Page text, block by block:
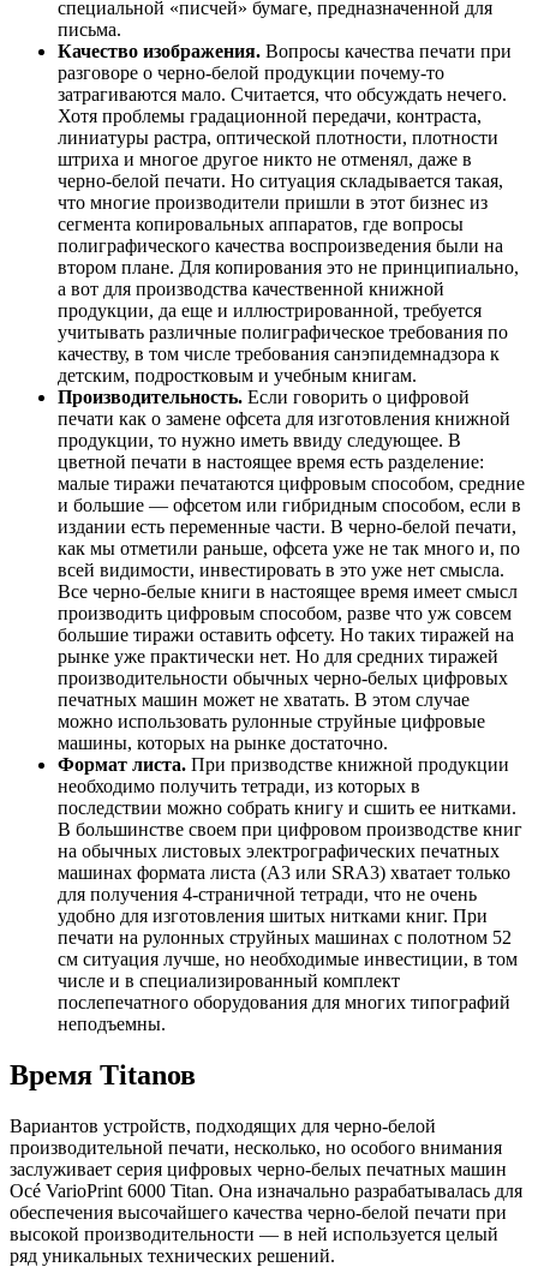
специальной «писчей» бумаге, предназначенной для
письма.
Качество изображения. Вопросы качества печати при
разговоре о черно-белой продукции почему-то
затрагиваются мало. Считается, что обсуждать нечего.
Хотя проблемы градационной передачи, контраста,
линиатуры растра, оптической плотности, плотности
штриха и многое другое никто не отменял, даже в
черно-белой печати. Но ситуация складывается такая,
что многие производители пришли в этот бизнес из
сегмента копировальных аппаратов, где вопросы
полиграфического качества воспроизведения были на
втором плане. Для копирования это не принципиально,
а вот для производства качественной книжной
продукции, да еще и иллюстрированной, требуется
учитывать различные полиграфическое требования по
качеству, в том числе требования санэпидемнадзора к
детским, подростковым и учебным книгам.
Производительность. Если говорить о цифровой
печати как о замене офсета для изготовления книжной
продукции, то нужно иметь ввиду следующее. В
цветной печати в настоящее время есть разделение:
малые тиражи печатаются цифровым способом, средние
и большие — офсетом или гибридным способом, если в
издании есть переменные части. В черно-белой печати,
как мы отметили раньше, офсета уже не так много и, по
всей видимости, инвестировать в это уже нет смысла.
Все черно-белые книги в настоящее время имеет смысл
производить цифровым способом, разве что уж совсем
большие тиражи оставить офсету. Но таких тиражей на
рынке уже практически нет. Но для средних тиражей
производительности обычных черно-белых цифровых
печатных машин может не хватать. В этом случае
можно использовать рулонные струйные цифровые
машины, которых на рынке достаточно.
Формат листа. При призводстве книжной продукции
необходимо получить тетради, из которых в
последствии можно собрать книгу и сшить ее нитками.
В большинстве своем при цифровом производстве книг
на обычных листовых электрографических печатных
машинах формата листа (A3 или SRA3) хватает только
для получения 4-страничной тетради, что не очень
удобно для изготовления шитых нитками книг. При
печати на рулонных струйных машинах с полотном 52
см ситуация лучше, но необходимые инвестиции, в том
числе и в специализированный комплект
послепечатного оборудования для многих типографий
неподъемны.
Время Titanов
Вариантов устройств, подходящих для черно-белой
производительной печати, несколько, но особого внимания
заслуживает серия цифровых черно-белых печатных машин
Océ VarioPrint 6000 Titan. Она изначально разрабатывалась для
обеспечения высочайшего качества черно-белой печати при
высокой производительности — в ней используется целый
ряд уникальных технических решений.